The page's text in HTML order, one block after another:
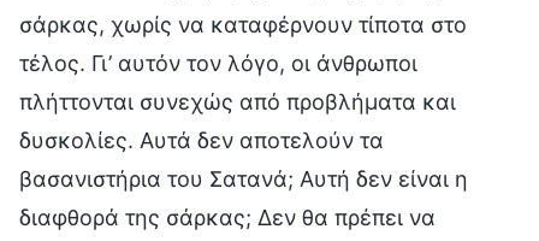
σάρκας, χωρίς να καταφέρνουν τίποτα στο
τέλος. Γι’ αυτόν τον λόγο, οι άνθρωποι
πλήττονται συνεχώς από προβλήματα και
δυσκολίες. Αυτά δεν αποτελούν τα
βασανιστήρια του Σατανά; Αυτή δεν είναι η
διαφθορά της σάρκας; Δεν θα πρέπει να